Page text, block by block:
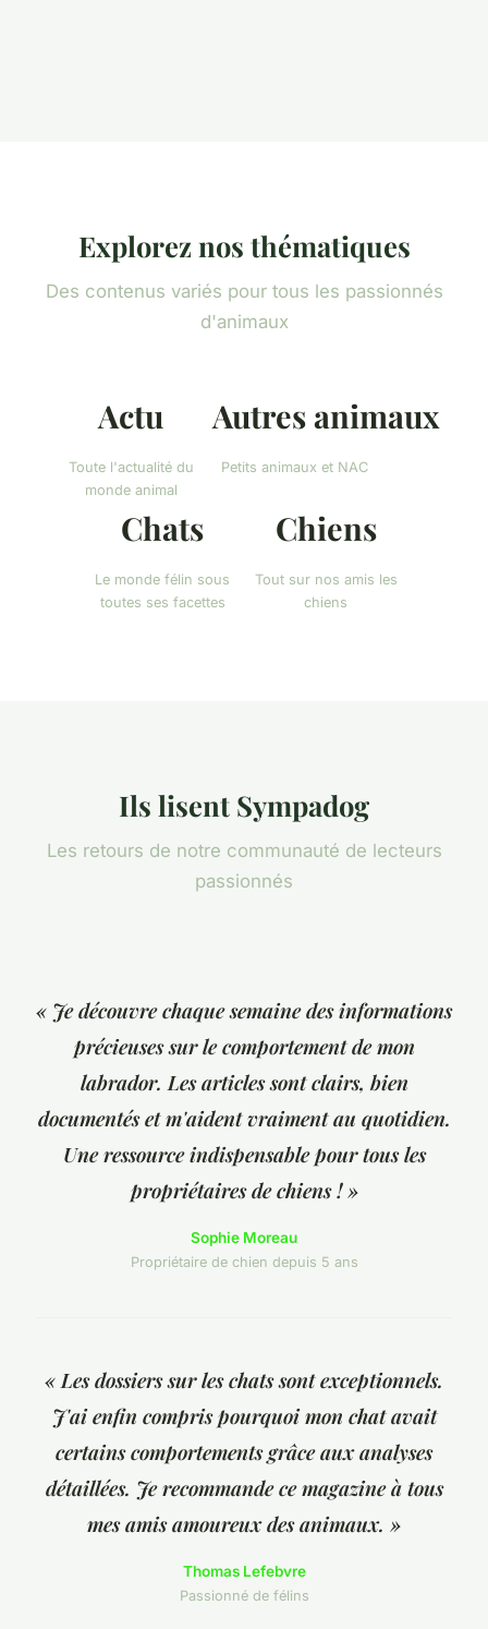
Explorez nos thématiques
Des contenus variés pour tous les passionnés
d'animaux
Actu
Toute l'actualité du
monde animal
Autres animaux
Petits animaux et NAC
Chats
Le monde félin sous
toutes ses facettes
Chiens
Tout sur nos amis les
chiens
Ils lisent Sympadog
Les retours de notre communauté de lecteurs
passionnés
« Je découvre chaque semaine des informations
précieuses sur le comportement de mon
labrador. Les articles sont clairs, bien
documentés et m'aident vraiment au quotidien.
Une ressource indispensable pour tous les
propriétaires de chiens ! »
Sophie Moreau
Propriétaire de chien depuis 5 ans
« Les dossiers sur les chats sont exceptionnels.
J'ai enfin compris pourquoi mon chat avait
certains comportements grâce aux analyses
détaillées. Je recommande ce magazine à tous
mes amis amoureux des animaux. »
Thomas Lefebvre
Passionné de félins